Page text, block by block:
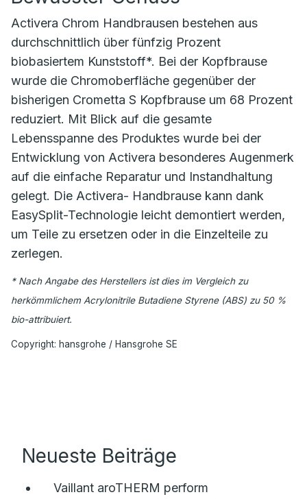
Activera Chrom Handbrausen bestehen aus
durchschnittlich über fünfzig Prozent
biobasiertem Kunststoff*. Bei der Kopfbrause
wurde die Chromoberfläche gegenüber der
bisherigen Crometta S Kopfbrause um 68 Prozent
reduziert. Mit Blick auf die gesamte
Lebensspanne des Produktes wurde bei der
Entwicklung von Activera besonderes Augenmerk
auf die einfache Reparatur und Instandhaltung
gelegt. Die Activera- Handbrause kann dank
EasySplit-Technologie leicht demontiert werden,
um Teile zu ersetzen oder in die Einzelteile zu
zerlegen.
* Nach Angabe des Herstellers ist dies im Vergleich zu
herkömmlichem Acrylonitrile Butadiene Styrene (ABS) zu 50 %
bio-attribuiert.
Copyright: hansgrohe / Hansgrohe SE
Neueste Beiträge
Vaillant aroTHERM perform